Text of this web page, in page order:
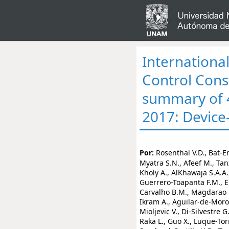
Control
summary of
2017:
Por: Rosenthal V.D., Bat-Erdene I., Gupta D., Belkebir S., Rajhans P., Zand F., Myatra S.N., Afeef M., Tanzi V.L., Muralidharan S., Gurskis V., Al-Abdely H.M., El-Kholy A., AlKhawaja S.A.A., Sen S., Mehta Y., Rai V., Hung N.V., Sayed A.F., Guerrero-Toapanta F.M., Elahi N., Morfin-Otero M.D.R., Somabutr S., De-Carvalho B.M., Magdarao M.S., Velinova V.A., Quesada-Mora A.M., Anguseva T., Ikram A., Aguilar-de-Moros D., Duszynska W., Mejia N., Horhat F.G., Belskiy V., Mioljevic V., Di-Silvestre G., Furova K., Gamar-Elanbya M.O., Gupta U., Abidi K., Raka L., Guo X., Luque-Torres M.T., Jayatilleke K., Ben-Jaballah N., Gikas A., Sandoval-Castillo H.R., Trotter A., Valderrama-Beltrán S.L., Leblebicioglu H., Riera F.O., López M., Maurizi D.M., Desse J.E., Pérez I., Silva G.C., Chaparro G.J., Golschmid D., Cabrera R., Montanini A.M., Bianchi A.C., Vimercati J., Rodríguez-del-Valle M.C., Domínguez C.V., Saul P.A., Chediack V., Piastrelini M., Cardena L.P., Ramasco L., Olivieri M.S., Gallardo P.F., Juarez P.D., Brito M.P., Botta P., Alvarez G., Benchetrit G., Caridi M., Stagnaro J.P., Bourlot I., García M., Arregui N.V., Saeed N.K., Abdul-Aziz S., ALSayegh S., Humood M.Z., Mohamed-Ali K., Swar S., Magray T.A.S., Aguiar-Portela T.B., Sugette-de-Aguiar T., Serpa-Maia F.I., Fernandes-Alves-de-Lima L., Teixeira-Josino L.A., Sampaio-Bezerra M., Furtado-Maia R.C., Romário-Mendes A., Alves-De-Oliveira A., Vasconcelos-Carneiro A.P., Anjos-Lima J.D., Pinto-Coelho K.H., Maciel-Canuto M.L., Rocha-Batista M.X., Moreira T., Rodrigues-Amarilo N., Lima-de-Barros T.M., Guimarães K.A., Batista C., Santos C., de-Lima-Silva F.J., Santos-Mota E., Karla L., Ferreira-de-Souza M.C., Luzia N., de-Oliveira S.S., Takeda C., Azevedo-Ferreira-Lima D., Faheina J., Coelho-Oliveira L.M., do-Nascimento S.C., Machado-Silva V.L., Bento-Ferreira, Olszewski J., Tenorio M.T., Silva-Lemos A.C., Ramos-Feijó C.A., Cardoso D.M., Correa-Barbosa M.A., Assunção-Ponte G., da-Silva-Escudero D.V., Servolo-Medeiros E.A., Andrade-Oliveira-Reis M., Kostadinov E.D., Dicheva V.J., Petrov M.M., Guo C., Yu H., Liu T., Song G., Wang C., Cañas-Giraldo L.M., Marin-Tobar D.A., Trujillo-Ramirez E.M., Andrea-Rios P., Álvarez-Moreno C., Linares C., González-Rubio P.A., Ariza-Ayala B.E., Gamba-Moreno L.J., Gualtero-Trujill S.L., Segura-Sarmiento S.J., Rodriguez-Pena J., Ortega R., Olarte N., Pardo-Lopez Y.A., Luis Marino Otela-Baicue A., Vargas-Garcia A.R., Roncancio E.G., Gomez-Nieto K., Espinosa-Valencia M., Barahona-Guzman N., Avila-Acosta C., Raigoza-Martinez W., Villamil-Gomez W., Chapeta-Parada E.G., Mindiola-Rochel A.E., Corchuelo-Martinez A.H., Martinez A., Lagares-Guzman A., Rodriguez-Ferrer M., Yepes-Gomez D., Muñoz-Gutierrez G.A., Arguello-Ruiz A., Zuniga-Chavarria M.A., Maroto-Vargas L., Valverde-Hernández M., Solano-Chinchilla A., Calvo-Hernandez I., Chavarria-Ugalde O., Tolari G., Rojas-Fermin R.A., Diaz-Rodriguez